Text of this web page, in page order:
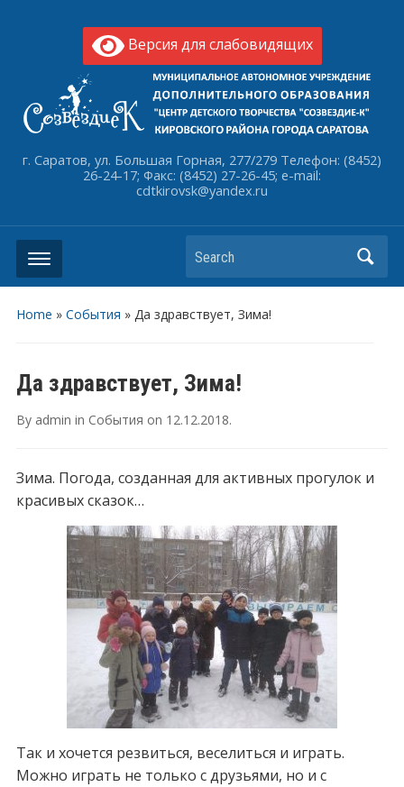
Версия для слабовидящих
г. Саратов, ул. Большая Горная, 277/279 Телефон: (8452)
26-24-17; Факс: (8452) 27-26-45; e-mail:
cdtkirovsk@yandex.ru
Search
Home » События » Да здравствует, Зима!
Да здравствует, Зима!
By admin in События on 12.12.2018.
Зима. Погода, созданная для активных прогулок и
красивых сказок…
Так и хочется резвиться, веселиться и играть.
Можно играть не только с друзьями, но и с